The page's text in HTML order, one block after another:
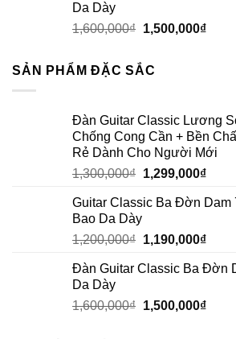
Da Dày
1,600,000₫ 1,500,000₫
SẢN PHẨM ĐẶC SẮC
Đàn Guitar Classic Lương
Chống Cong Cần + Bền
Rẻ Dành Cho Người Mới
1,300,000₫ 1,299,000₫
Guitar Classic Ba Đờn Dam
Bao Da Dày
1,200,000₫ 1,190,000₫
Đàn Guitar Classic Ba Đờn
Da Dày
1,600,000₫ 1,500,000₫